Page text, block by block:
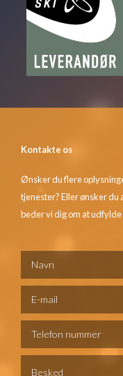
Kontakte os
Ønsker du flere
tjenester? Eller ønsker du
beder vi dig om at